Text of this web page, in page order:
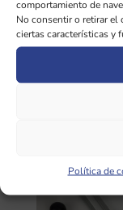
comportamiento de
No consentir o retirar el
ciertas características y
Política de
nuestro